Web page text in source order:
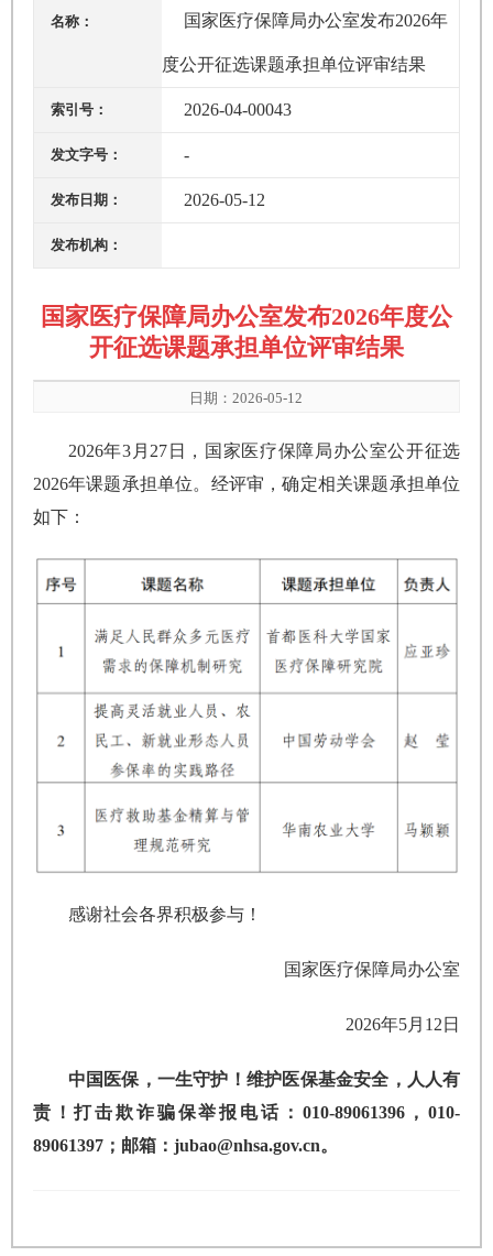
名称： 国家医疗保障局办公室发布2026年
度公开征选课题承担单位评审结果
索引号： 2026-04-00043
发文字号： -
发布日期： 2026-05-12
发布机构：
国家医疗保障局办公室发布2026年度公
开征选课题承担单位评审结果
日期：2026-05-12
2026年3月27日，国家医疗保障局办公室公开征选
2026年课题承担单位。经评审，确定相关课题承担单位
如下：
感谢社会各界积极参与！
国家医疗保障局办公室
2026年5月12日
中国医保，一生守护！维护医保基金安全，人人有
责！打击欺诈骗保举报电话：010-89061396，010-
89061397；邮箱：jubao@nhsa.gov.cn。